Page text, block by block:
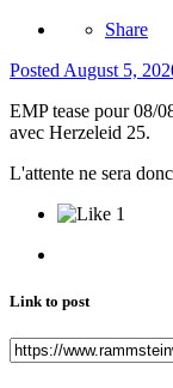
Share
Posted August 5,
EMP tease pour 08/
avec Herzeleid 25.
L'attente ne sera
1
Link to post